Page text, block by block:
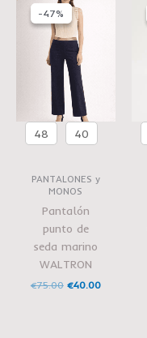
-47%
-47%
48 40
PANTALONES y
MONOS
Pantalón
punto de
seda marino
WALTRON
€75.00
precio
original
era:
€75.00.
€40.00